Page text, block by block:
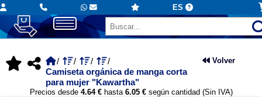
ES
Camiseta orgánica de manga corta
para mujer "Kawartha"
Volver
Precios desde 4.64 €hasta 6.05 €según cantidad (Sin IVA)